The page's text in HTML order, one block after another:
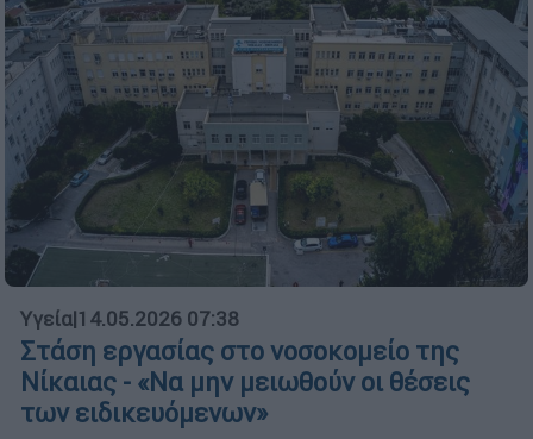
Υγεία|14.05.2026 07:38
Στάση εργασίας στο νοσοκομείο της
Νίκαιας - «Να μην μειωθούν οι θέσεις
των ειδικευόμενων»